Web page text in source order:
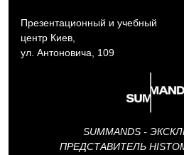
Презентационный и учебный
центр Киев,
ул. Антоновича, 109
SUMMANDS -
ПРЕДСТАВИТЕЛЬ